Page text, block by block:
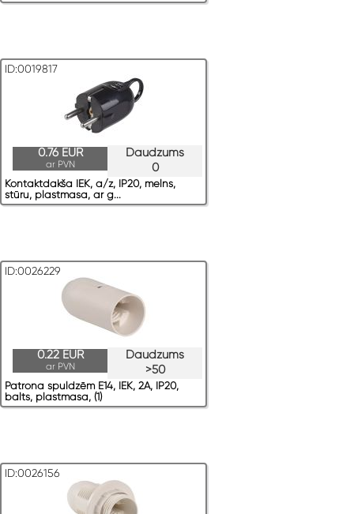
ID:0019817
Daudzums
0
0.76 EUR
ar PVN
Kontaktdakša IEK, a/z, IP20, melns,
stūru, plastmasa, ar g...
ID:0026229
Daudzums
>50
0.22 EUR
ar PVN
Patrona spuldzēm E14, IEK, 2A, IP20,
balts, plastmasa, (1)
ID:0026156